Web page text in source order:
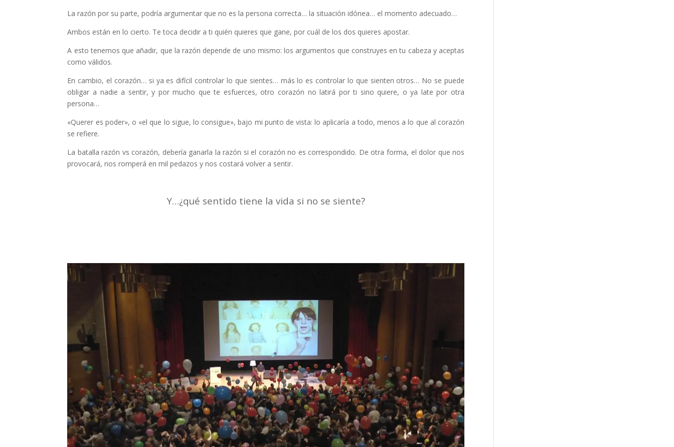
La razón por su parte, podría argumentar que no es la persona correcta… la situación idónea… el momento adecuado…
Ambos están en lo cierto. Te toca decidir a ti quién quieres que gane, por cuál de los dos quieres apostar.
A esto tenemos que añadir, que la razón depende de uno mismo: los argumentos que construyes en tu cabeza y aceptas
como válidos.
En cambio, el corazón… si ya es difícil controlar lo que sientes… más lo es controlar lo que sienten otros… No se puede
obligar a nadie a sentir, y por mucho que te esfuerces, otro corazón no latirá por ti sino quiere, o ya late por otra
persona…
«Querer es poder», o «el que lo sigue, lo consigue», bajo mi punto de vista: lo aplicaría a todo, menos a lo que al corazón
se refiere.
La batalla razón vs corazón, debería ganarla la razón si el corazón no es correspondido. De otra forma, el dolor que nos
provocará, nos romperá en mil pedazos y nos costará volver a sentir.
Y…¿qué sentido tiene la vida si no se siente?